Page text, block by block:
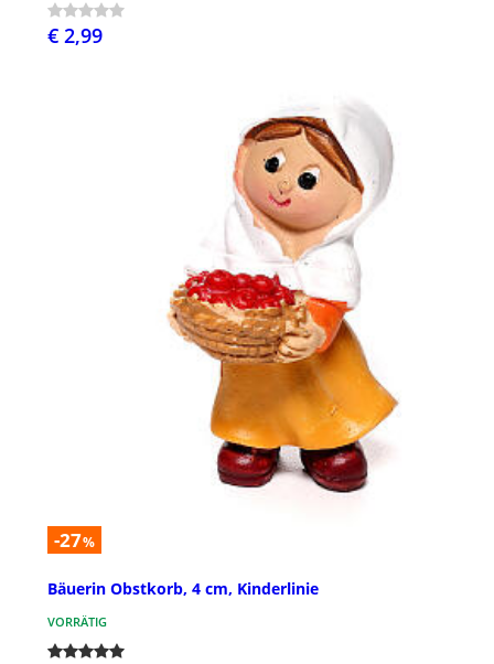
€ 2,99
-27%
Bäuerin Obstkorb, 4 cm, Kinderlinie
VORRÄTIG